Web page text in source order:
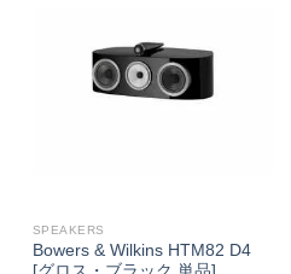
SPEAKERS
Bowers & Wilkins HTM82 D4